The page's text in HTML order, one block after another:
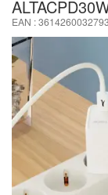
EAN : 3614260032793